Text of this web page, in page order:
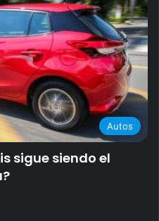
Autos
sigue siendo el